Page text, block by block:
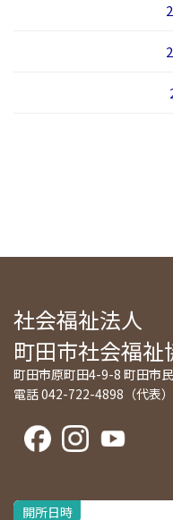
社会福祉法人
町田市社会福祉
町田市原町田4-9-8 町田市
電話 042-722-4898（代
開所日時